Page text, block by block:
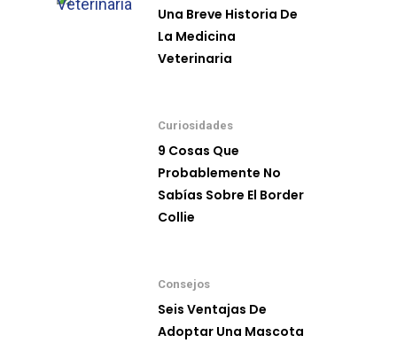
Una Breve Historia De
La Medicina
Veterinaria
Curiosidades
9 Cosas Que
Probablemente No
Sabías Sobre El Border
Collie
Consejos
Seis Ventajas De
Adoptar Una Mascota
Conferencias
Contacto
info@sadenir.com.uy